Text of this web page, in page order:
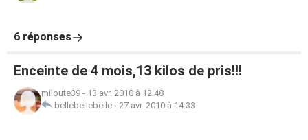
6 réponses
Enceinte de 4 mois,13 kilos de pris!!!
miloute39 - 13 avr. 2010 à 12:48
bellebellebelle - 27 avr. 2010 à 14:33